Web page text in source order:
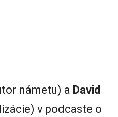
námetu) a David
v podcaste o